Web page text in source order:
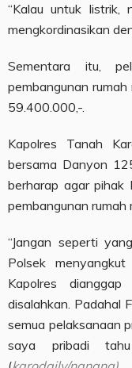
“Kalau untuk listrik,
mengkordinasikan
Sementara itu,
pembangunan
59.400.000,-.
Kapolres Tanah
bersama Danyon
berharap agar pihak
pembangunan
“Jangan seperti
Polsek
Kapolres
disalahkan. Padahal
semua pelaksanaan
saya pribadi tahu